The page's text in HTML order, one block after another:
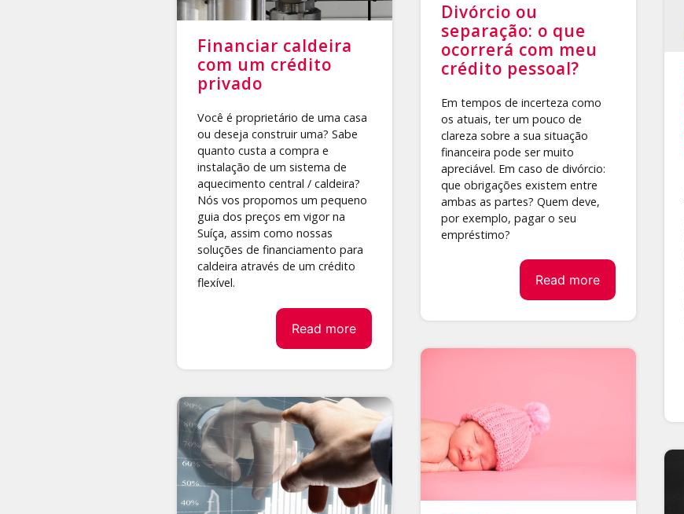
Divórcio ou
separação: o que
ocorrerá com meu
crédito pessoal?
Em tempos de incerteza como
os atuais, ter um pouco de
clareza sobre a sua situação
financeira pode ser muito
apreciável. Em caso de divórcio:
que obrigações existem entre
ambas as partes? Quem deve,
por exemplo, pagar o seu
empréstimo?
Read more
Financiar caldeira
com um crédito
privado
Você é proprietário de uma casa
ou deseja construir uma? Sabe
quanto custa a compra e
instalação de um sistema de
aquecimento central / caldeira?
Nós vos propomos um pequeno
guia dos preços em vigor na
Suíça, assim como nossas
soluções de financiamento para
caldeira através de um crédito
flexível.
Read more